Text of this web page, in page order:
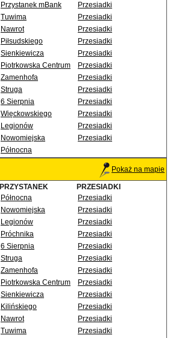
Przystanek mBank
Przesiadki
Tuwima
Przesiadki
Nawrot
Przesiadki
Piłsudskiego
Przesiadki
Sienkiewicza
Przesiadki
Piotrkowska Centrum
Przesiadki
Zamenhofa
Przesiadki
Struga
Przesiadki
6 Sierpnia
Przesiadki
Więckowskiego
Przesiadki
Legionów
Przesiadki
Nowomiejska
Przesiadki
Północna
Pokaż na mapie
PRZYSTANEK
PRZESIADKI
Północna
Przesiadki
Nowomiejska
Przesiadki
Legionów
Przesiadki
Próchnika
Przesiadki
6 Sierpnia
Przesiadki
Struga
Przesiadki
Zamenhofa
Przesiadki
Piotrkowska Centrum
Przesiadki
Sienkiewicza
Przesiadki
Kilińskiego
Przesiadki
Nawrot
Przesiadki
Tuwima Przesiadki